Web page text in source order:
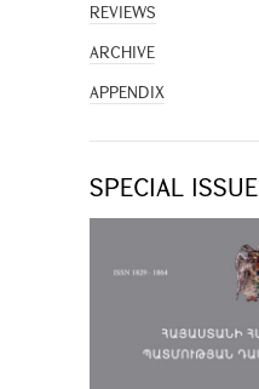
REVIEWS
ARCHIVE
APPENDIX
SPECIAL ISSUE